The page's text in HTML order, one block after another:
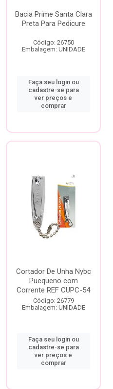
Bacia Prime Santa Clara
Preta Para Pedicure
Código: 26750
Embalagem: UNIDADE
Faça seu login ou
cadastre-se para
ver preços e
comprar
Cortador De Unha Nybc
Puequeno com
Corrente REF CUPC-54
Código: 26779
Embalagem: UNIDADE
Faça seu login ou
cadastre-se para
ver preços e
comprar